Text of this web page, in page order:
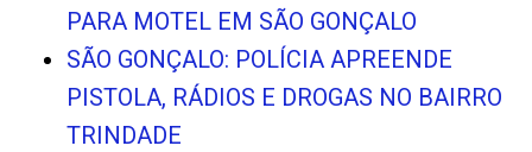
PARA MOTEL EM SÃO GONÇALO
SÃO GONÇALO: POLÍCIA APREENDE
PISTOLA, RÁDIOS E DROGAS NO BAIRRO
TRINDADE